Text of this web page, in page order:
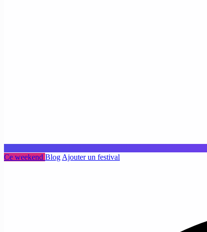
Ce weekend Blog Ajouter un festival